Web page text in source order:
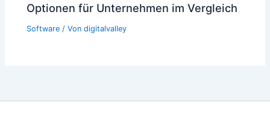
Optionen für Unternehmen im Vergleich
Software / Vondigitalvalley